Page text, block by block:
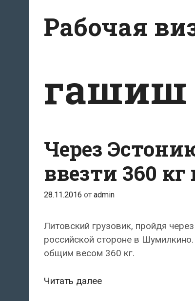
содержимому
Рабочая
гашиш
Через
ввезти 360
28.11.2016 от admin
Литовский грузовик, пройдя
российской стороне в
общим весом 360 кг.
Читать далееЧерез